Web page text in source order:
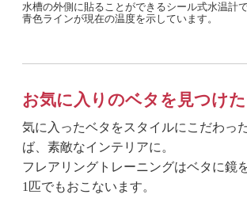
水槽の外側に貼ることができるシール式水温計で
青色ラインが現在の温度を示しています。
お気に入りのベタを見つけ
気に入ったベタをスタイルにこだわっ
ば、素敵なインテリアに。
フレアリングトレーニングはベタに鏡
1匹でもおこないます。